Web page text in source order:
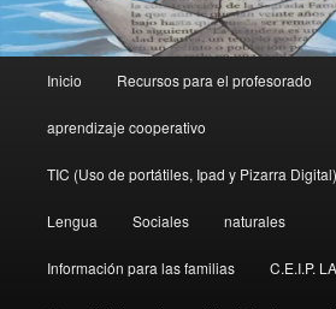
Dispone de más información en
Política de cookies.
principal
Inicio Recursos para el profesorado
aprendizaje cooperativo
TIC (Uso de portátiles, Ipad y Pizarra Digital)
Lengua Sociales naturales
Información para las familias C.E.I.P.